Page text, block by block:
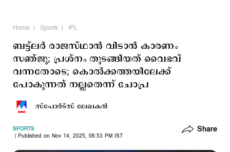
Home Sports IPL
ബട്ട്ലര്‍ രാജസ്ഥാന്‍ വിടാന്‍ കാരണം
സഞ്ജു; പ്രശ്നം തുടങ്ങിയത് വൈഭവ്
വന്നതോടെ; കൊല്‍ക്കത്തയിലേക്ക്
പോകുന്നത് നല്ലതെന്ന് ചോപ്ര
സ്പോര്‍ട്സ് ലേഖകന്‍
SPORTS
Published on Nov 14, 2025, 06:53 PM IST
Share